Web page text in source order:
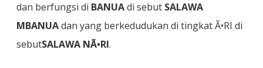
dan berfungsi di BANUAdi sebut SALAWA
MBANUAdan yang berkedudukan di tingkat Ã•RI di
sebutSALAWA NÃ•RI.